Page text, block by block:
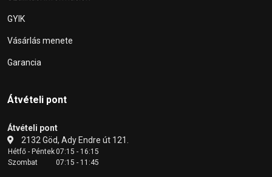
GYIK
Vásárlás menete
Garancia
Átvételi pont
Átvételi pont
2132 Göd, Ady Endre út 121.
Hétfő - Péntek07:15 - 16:15
Szombat
07:15 - 11:45